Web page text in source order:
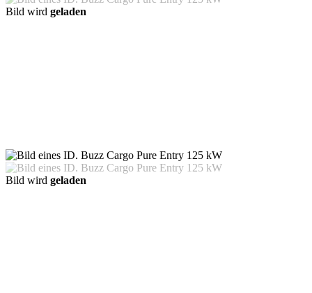
Bild wird geladen
Bild wird geladen